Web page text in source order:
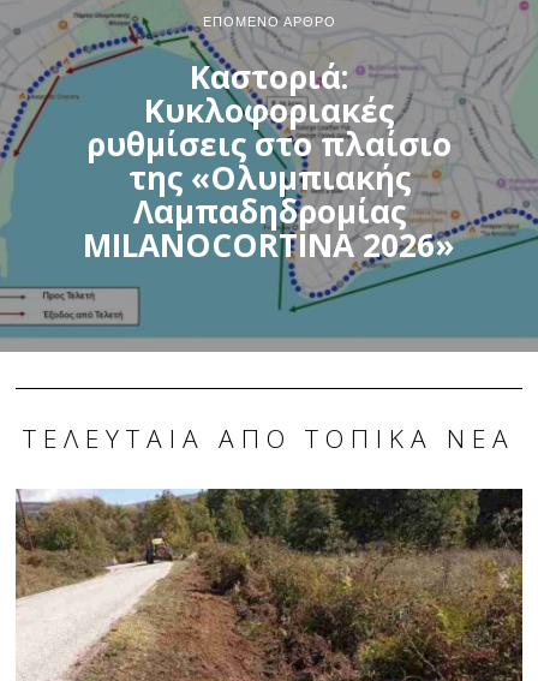
ΕΠΌΜΕΝΟ ΆΡΘΡΟ
Καστοριά:
Κυκλοφοριακές
ρυθμίσεις στο πλαίσιο
της «Ολυμπιακής
Λαμπαδηδρομίας
MILANOCORTINA 2026»
ΤΕΛΕΥΤΑΊΑ ΑΠΌ ΤΟΠΙΚΆ ΝΈΑ